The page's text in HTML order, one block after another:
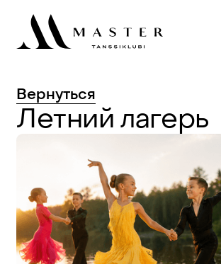
Вернуться
Летний лагерь